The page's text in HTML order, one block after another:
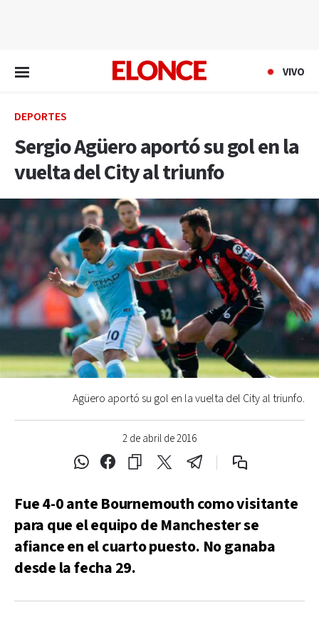
VIVO
DEPORTES
Sergio Agüero aportó su gol en la
vuelta del City al triunfo
2 de abril de 2016
Agüero aportó su gol en la vuelta del City al triunfo.
Fue 4-0 ante Bournemouth como visitante
para que el equipo de Manchester se
afiance en el cuarto puesto. No ganaba
desde la fecha 29.